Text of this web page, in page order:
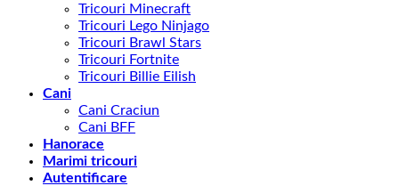
Tricouri Minecraft
Tricouri Lego Ninjago
Tricouri Brawl Stars
Tricouri Fortnite
Tricouri Billie Eilish
Cani
Cani Craciun
Cani BFF
Hanorace
Marimi tricouri
Autentificare